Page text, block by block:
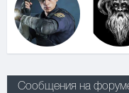
Сообщения на